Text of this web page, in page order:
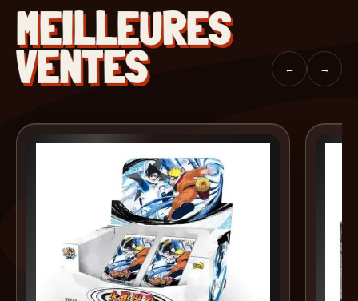
MEILLEURES
VENTES ← →